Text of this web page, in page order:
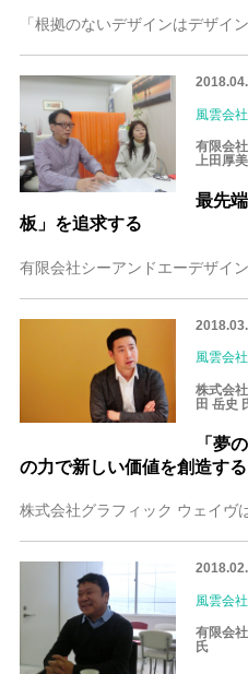
風雲会
有限会
上田厚
最先
板」を追求する
風雲会
株式会
田 岳史
「夢
の力で新しい価値を創造する
風雲会
有限会
氏